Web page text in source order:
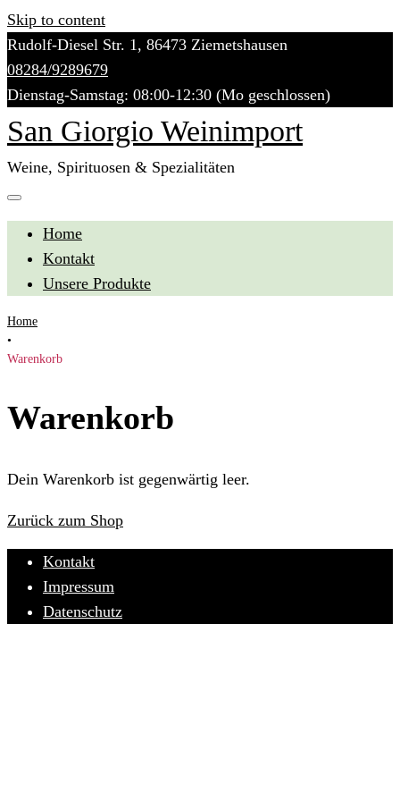
Skip to content
Rudolf-Diesel Str. 1, 86473 Ziemetshausen
08284/9289679
Dienstag-Samstag: 08:00-12:30 (Mo geschlossen)
San Giorgio Weinimport
Weine, Spirituosen & Spezialitäten
Home
Kontakt
Unsere Produkte
Home
•
Warenkorb
Warenkorb
Dein Warenkorb ist gegenwärtig leer.
Zurück zum Shop
Kontakt
Impressum
Datenschutz